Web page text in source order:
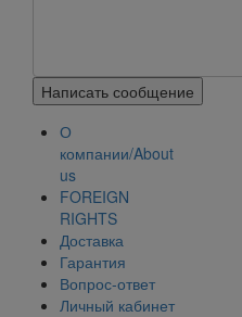
Написать сообщение
О
компании/About
us
FOREIGN
RIGHTS
Доставка
Гарантия
Вопрос-ответ
Личный кабинет